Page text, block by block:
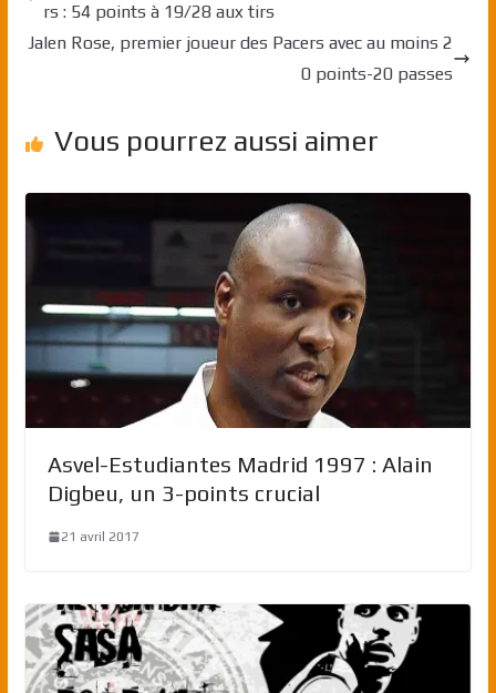
rs : 54 points à 19/28 aux tirs
Jalen Rose, premier joueur des Pacers avec au moins 2
0 points-20 passes
Vous pourrez aussi aimer
Asvel-Estudiantes Madrid 1997 : Alain
Digbeu, un 3-points crucial
21 avril 2017